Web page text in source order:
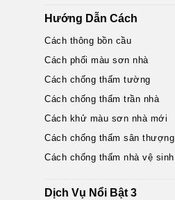
Hướng Dẫn Cách
Cách thông bồn cầu
Cách phối màu sơn nhà
Cách chống thấm tường
Cách chống thấm trần nhà
Cách khử màu sơn nhà mới
Cách chống thấm sân thượng
Cách chống thấm nhà vệ sinh
Dịch Vụ Nổi Bật 3